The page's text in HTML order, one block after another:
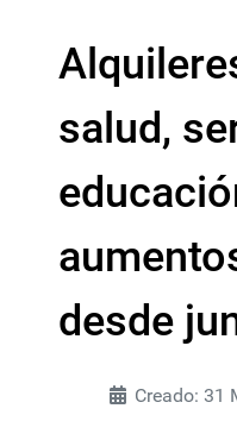
salud,
desde
Creado: 31